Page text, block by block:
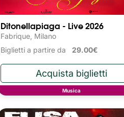
Ditonellapiaga - Live 2026
Fabrique, Milano
Biglietti a partire da 29.00€
Musica